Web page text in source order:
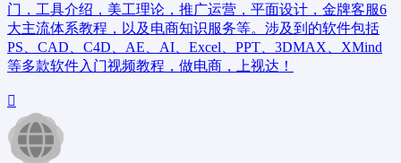
门，工具介绍，美工理论，推广运营，平面设计，金牌客服6
大主流体系教程，以及电商知识服务等。涉及到的软件包括
PS、CAD、C4D、AE、AI、Excel、PPT、3DMAX、XMind
等多款软件入门视频教程，做电商，上视达！